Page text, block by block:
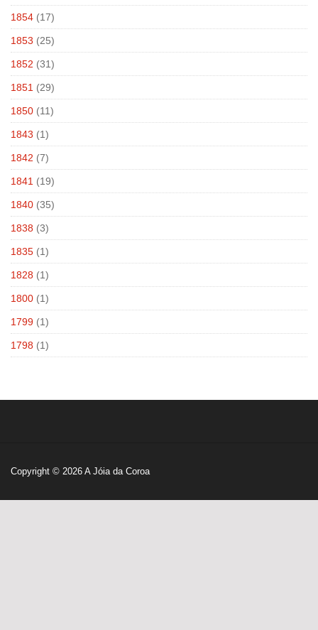
1854 (17)
1853 (25)
1852 (31)
1851 (29)
1850 (11)
1843 (1)
1842 (7)
1841 (19)
1840 (35)
1838 (3)
1835 (1)
1828 (1)
1800 (1)
1799 (1)
1798 (1)
Copyright © 2026 A Jóia da Coroa